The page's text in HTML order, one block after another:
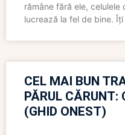
rămâne fără ele, celulele
lucrează la fel de bine.
CEL MAI BUN
PĂRUL CĂRUNT:
(GHID ONEST)